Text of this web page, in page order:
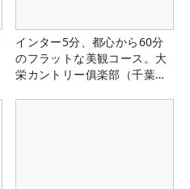
インター5分、都心から60分
のフラットな美観コース。大
栄カントリー俱楽部（千葉